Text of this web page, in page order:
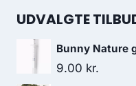
UDVALGTE
Bunny Nature
9.00 kr.